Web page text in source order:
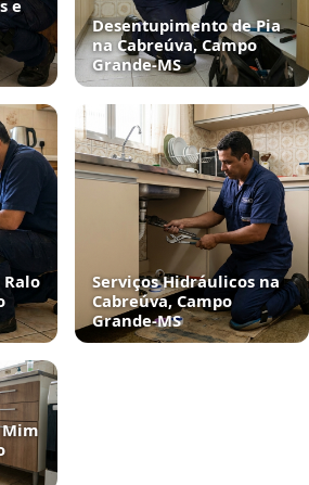
e
Desentupimento de Pia
na Cabreúva, Campo
Grande‑MS
Serviços Hidráulicos na
Cabreúva, Campo
Grande‑MS
Mim